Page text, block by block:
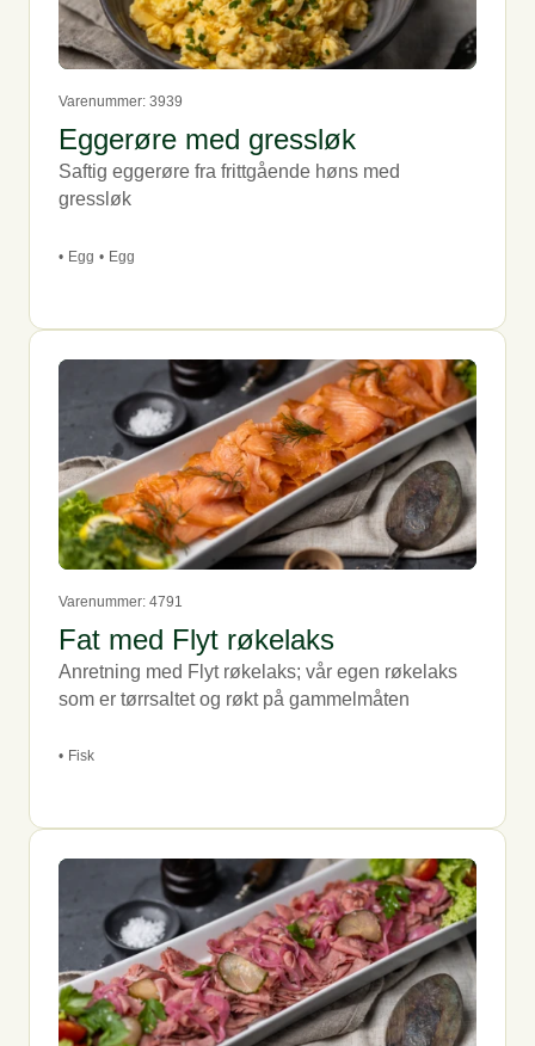
med cashewnøtter, som også er veganske.
Varenummer: 3939
Eggerøre med gressløk
Saftig eggerøre fra frittgående høns med
gressløk
• Egg • Egg
Varenummer: 4791
Fat med Flyt røkelaks
Anretning med Flyt røkelaks; vår egen røkelaks
som er tørrsaltet og røkt på gammelmåten
• Fisk